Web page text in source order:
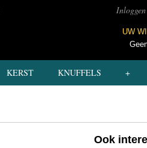
Inloggen
UW
KERST KNUFFELS +
Ook